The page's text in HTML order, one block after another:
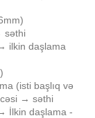
səthi
ilkin daşlama
(isti başlıq və
→ səthi
İlkin daşlama -